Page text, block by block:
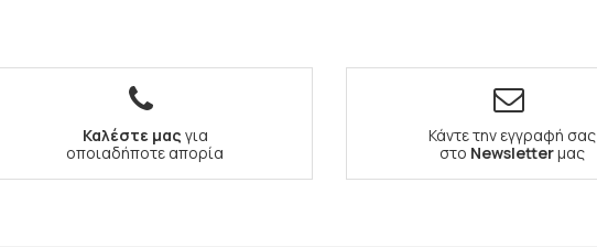
Καλέστε μας για
οποιαδήποτε απορία
Κάντε την εγγραφή σας
στο Newsletterμας